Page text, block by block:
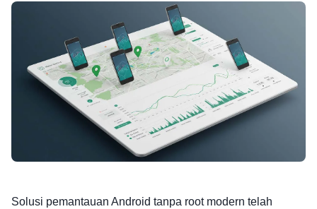
Solusi pemantauan Android tanpa root modern telah